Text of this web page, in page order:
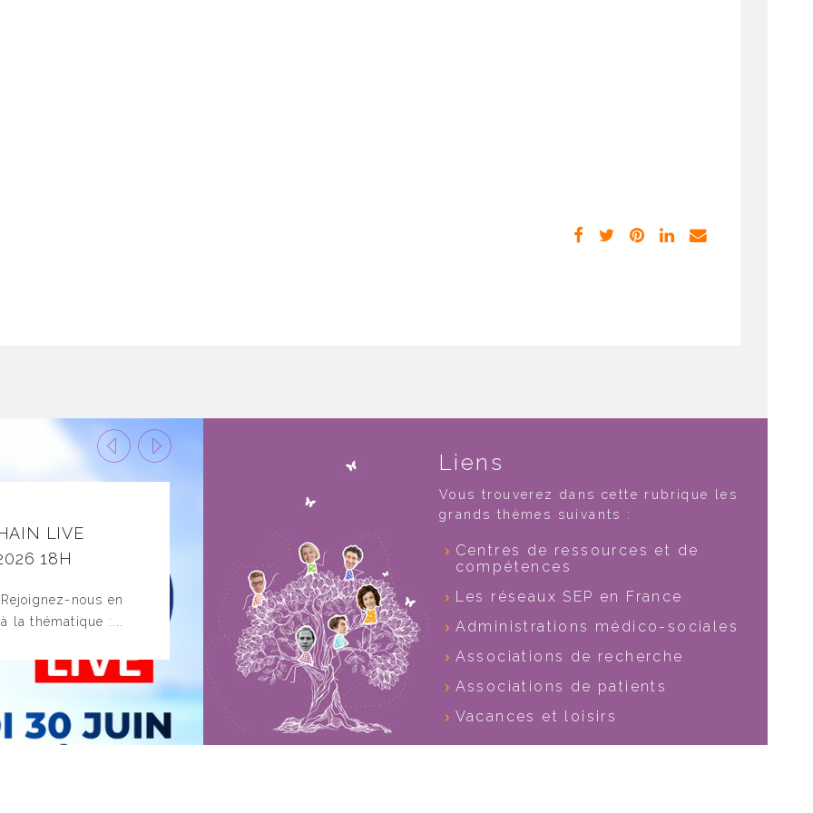
LIVE
18H
nous en
la thématique :...
12
juin
2026
Les rencontres de la SEP 2026 : rejoignez
nous pour une journée...
Cette journée est gratuite et le déjeuner est possible
sur place, voici le lien pour vous inscrire :...
Liens
Vous trouverez dans cette rubrique les
grands thèmes suivants :
Centres de ressources et de
compétences
Les réseaux SEP en France
Administrations médico-sociales
Associations de recherche
Associations de patients
Vacances et loisirs